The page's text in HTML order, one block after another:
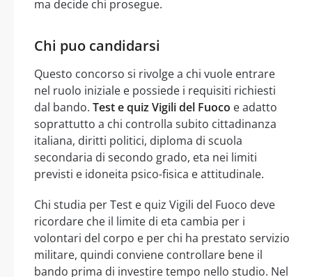
ma decide chi prosegue.
Chi puo candidarsi
Questo concorso si rivolge a chi vuole entrare
nel ruolo iniziale e possiede i requisiti richiesti
dal bando. Test e quiz Vigili del Fuoco e adatto
soprattutto a chi controlla subito cittadinanza
italiana, diritti politici, diploma di scuola
secondaria di secondo grado, eta nei limiti
previsti e idoneita psico-fisica e attitudinale.
Chi studia per Test e quiz Vigili del Fuoco deve
ricordare che il limite di eta cambia per i
volontari del corpo e per chi ha prestato servizio
militare, quindi conviene controllare bene il
bando prima di investire tempo nello studio. Nel